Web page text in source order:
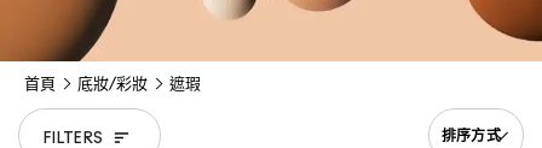
首頁 底妝/彩妝 遮瑕
FILTERS